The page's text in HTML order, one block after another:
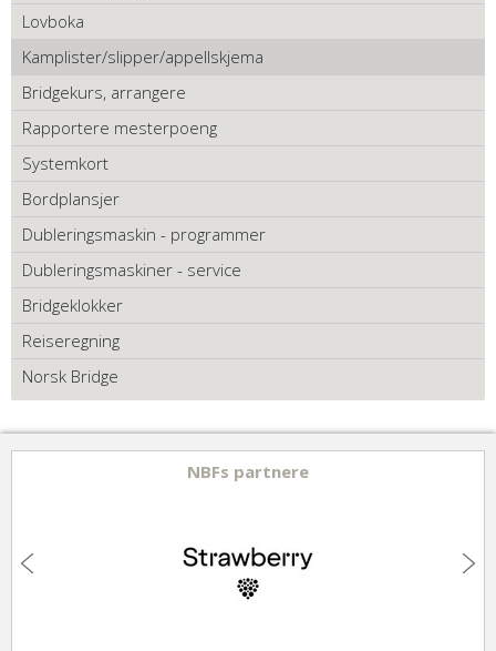
Lovboka
Kamplister/slipper/appellskjema
Bridgekurs, arrangere
Rapportere mesterpoeng
Systemkort
Bordplansjer
Dubleringsmaskin - programmer
Dubleringsmaskiner - service
Bridgeklokker
Reiseregning
Norsk Bridge
NBFs partnere